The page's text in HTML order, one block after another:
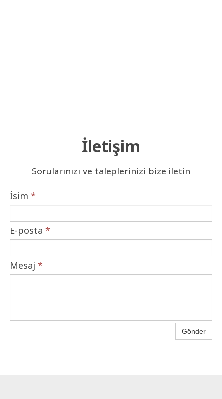
İletişim
Sorularınızı ve taleplerinizi bize iletin
İsim *
E-posta *
Mesaj *
Gönder